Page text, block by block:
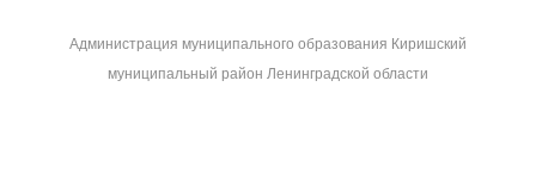
Администрация муниципального образования Киришский
муниципальный район Ленинградской области